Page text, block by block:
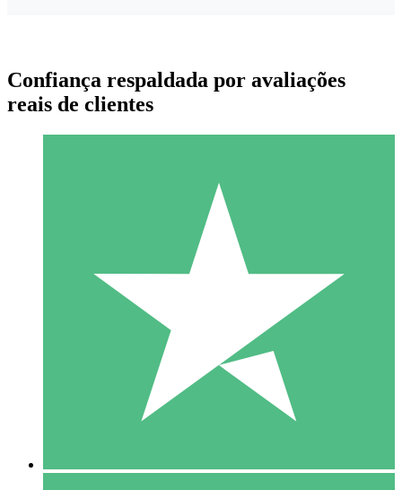
Pacotes de Créditos Individuais
Pague conforme o uso com créditos de download. Sem
1000
Confiança respaldada por avaliações
reais de clientes